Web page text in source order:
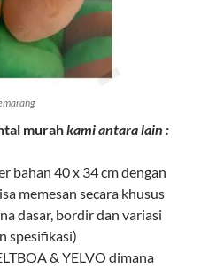
murahkami antara lain :
bahan 40 x 34 cm dengan
memesan secara khusus
dasar, bordir dan variasi
spesifikasi)
& YELVO dimana